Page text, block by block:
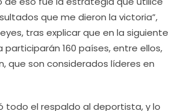
que me dieron la victoria”,
tras explicar que en la siguiente
160 países, entre ellos,
que son considerados líderes en
todo el respaldo al deportista, y lo